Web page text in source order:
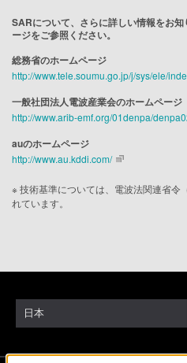
SARについて、さらに詳しい情報をお
ージをご参照ください。
総務省のホームページ
http://www.tele.soumu.go.jp/j/sys/ele/
一般社団法人電波産業会のホームページ
http://www.arib-emf.org/01denpa/
auのホームページ
http://www.au.kddi.com/
※ 技術基準については、電波法関連省令
れています。
日本